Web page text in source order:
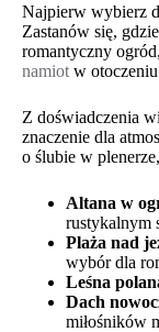
Najpierw wybierz
Zastanów się,
romantyczny
namiot w
Z doświadczenia
znaczenie dla
o ślubie w
Altana w
rustykalnym
Plaża nad
wybór dla
Leśna
Dach
miłośników